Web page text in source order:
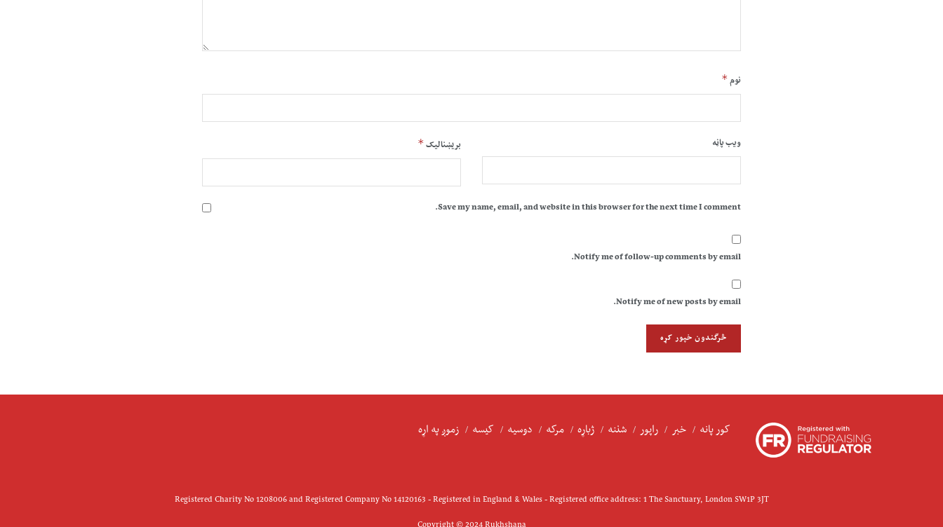
نوم*
بریښنالیک* ویب پاڼه
Save my name, email, and website in this browser for the next time I comment.
Notify me of follow-up comments by email.
Notify me of new posts by email.
کور پانه خبر راپور شننه ژباړه مرکه دوسیه کیسه زموږ په اړه
Registered Charity No 1208006 and Registered Company No 14120163 - Registered in England & Wales - Registered office address: 1 The Sanctuary, London SW1P 3JT